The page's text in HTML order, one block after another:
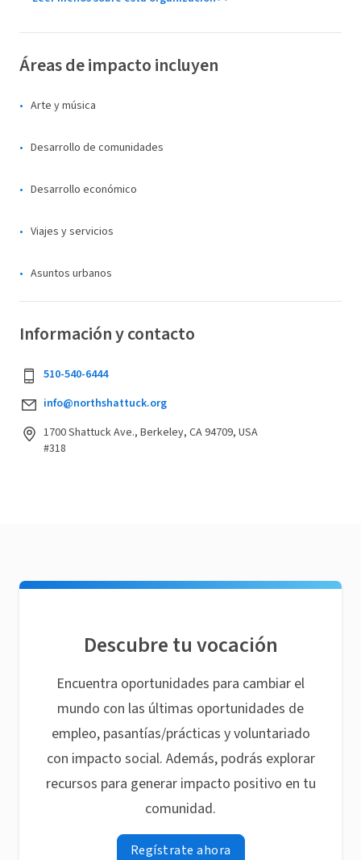
Áreas de impacto incluyen
Arte y música
Desarrollo de comunidades
Desarrollo económico
Viajes y servicios
Asuntos urbanos
Información y contacto
510-540-6444
info@northshattuck.org
1700 Shattuck Ave., Berkeley, CA 94709, USA
#318
Descubre tu vocación
Encuentra oportunidades para cambiar el
mundo con las últimas oportunidades de
empleo, pasantías/prácticas y voluntariado
con impacto social. Además, podrás explorar
recursos para generar impacto positivo en tu
comunidad.
Regístrate ahora